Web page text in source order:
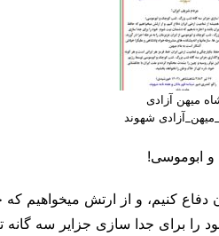
میهن آزادی
شهوند
ابوموسی!
دفاع کنیم، و از ارتش میخواهیم
را برای جدا سازی جزایر سه